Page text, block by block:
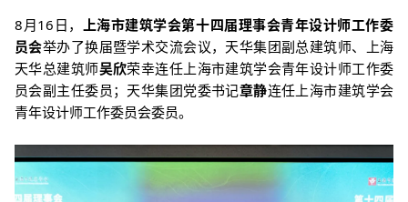
8月16日，
上海市建筑学会第十四届理事会青年设计师工作委
员会举办了换届暨学术交流会议，天华集团副总建筑师、上海
天华总建筑师吴欣荣幸连任上海市建筑学会青年设计师工作委
员会副主任委员；天华集团党委书记章静连任上海市建筑学会
青年设计师工作委员会委员。